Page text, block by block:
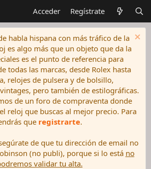
Acceder Regístrate
habla hispana con más tráfico de la
es algo más que un objeto que da la
es el punto de referencia para
todas las marcas, desde Rolex hasta
relojes de pulsera y de bolsillo,
pero también de estilográficas.
de un foro de compraventa donde
reloj que buscas al mejor precio. Para
que registrarte.
de que tu dirección de email no
(no publi), porque si lo está no
validar tu alta.